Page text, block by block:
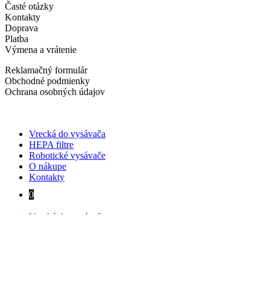
Časté otázky
Kontakty
Doprava
Platba
Výmena a vrátenie
Reklamačný formulár
Obchodné podmienky
Ochrana osobných údajov
Vrecká do vysávača
HEPA filtre
Robotické vysávače
O nákupe
Kontakty
0
Vrecká do vysávača